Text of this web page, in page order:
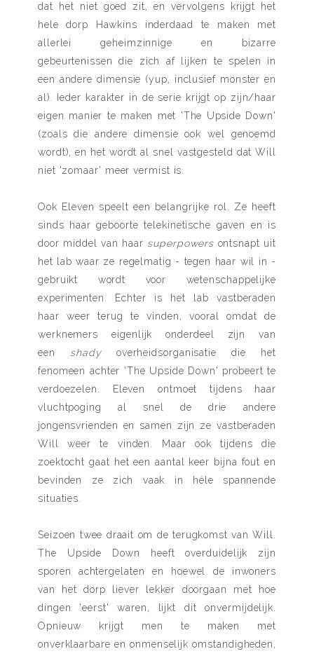
dat het niet goed zit, en vervolgens krijgt het
hele dorp Hawkins inderdaad te maken met
allerlei geheimzinnige en bizarre
gebeurtenissen die zich af lijken te spelen in
een andere dimensie (yup, inclusief monster en
al). Ieder karakter in de serie krijgt op zijn/haar
eigen manier te maken met 'The Upside Down'
(zoals die andere dimensie ook wel genoemd
wordt), en het wordt al snel vastgesteld dat Will
niet 'zomaar' meer vermist is.
Ook Eleven speelt een belangrijke rol. Ze heeft
sinds haar geboorte telekinetische gaven en is
door middel van haar superpowers ontsnapt uit
het lab waar ze regelmatig - tegen haar wil in -
gebruikt wordt voor wetenschappelijke
experimenten. Echter is het lab vastberaden
haar weer terug te vinden, vooral omdat de
werknemers eigenlijk onderdeel zijn van
een shady overheidsorganisatie die het
fenomeen achter 'The Upside Down' probeert te
verdoezelen. Eleven ontmoet tijdens haar
vluchtpoging al snel de drie andere
jongensvrienden en samen zijn ze vastberaden
Will weer te vinden. Maar ook tijdens die
zoektocht gaat het een aantal keer bijna fout en
bevinden ze zich vaak in héle spannende
situaties.
Seizoen twee draait om de terugkomst van Will.
The Upside Down heeft overduidelijk zijn
sporen achtergelaten en hoewel de inwoners
van het dorp liever lekker doorgaan met hoe
dingen 'eerst' waren, lijkt dit onvermijdelijk.
Opnieuw krijgt men te maken met
onverklaarbare en onmenselijk omstandigheden,